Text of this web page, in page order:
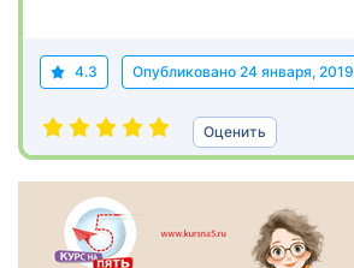
4.3 Опубликовано 24 января, 2019
Оценить